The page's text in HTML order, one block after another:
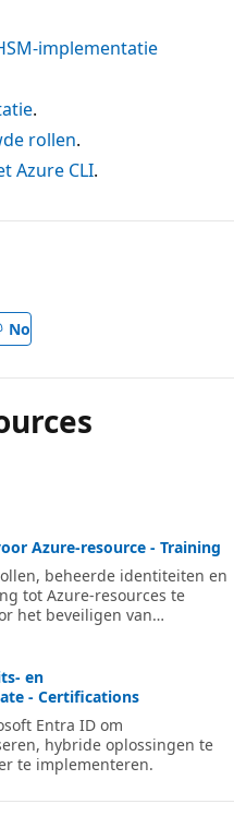
implementatie
.
rollen.
Azure CLI.
No
Azure-resource - Training
beheerde identiteiten en
tot Azure-resources te
het beveiligen van
en
- Certifications
Entra ID om
hybride oplossingen te
te implementeren.